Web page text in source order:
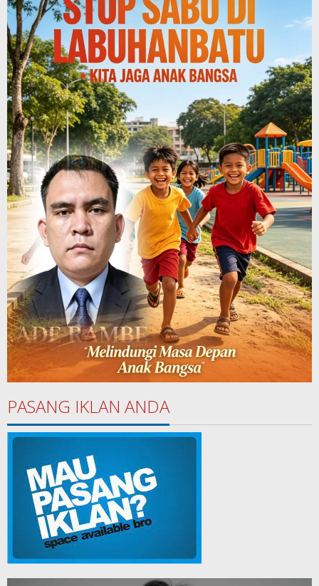
PASANG IKLAN ANDA